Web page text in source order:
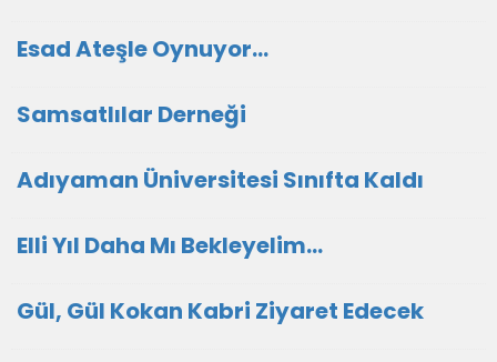
Esad Ateşle Oynuyor…
Samsatlılar Derneği
Adıyaman Üniversitesi Sınıfta Kaldı
Elli Yıl Daha Mı Bekleyelim…
Gül, Gül Kokan Kabri Ziyaret Edecek